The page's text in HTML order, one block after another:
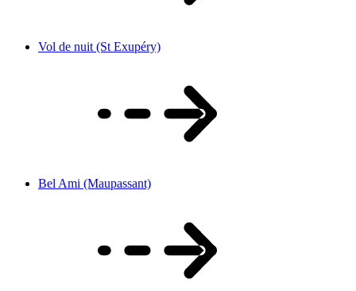
Vol de nuit (St Exupéry)
Bel Ami (Maupassant)